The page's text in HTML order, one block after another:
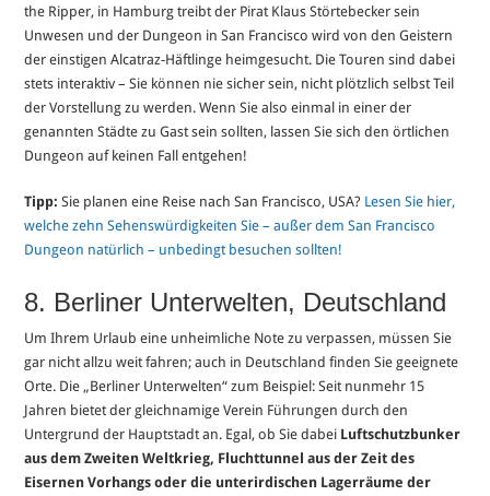
the Ripper, in Hamburg treibt der Pirat Klaus Störtebecker sein
Unwesen und der Dungeon in San Francisco wird von den Geistern
der einstigen Alcatraz-Häftlinge heimgesucht. Die Touren sind dabei
stets interaktiv – Sie können nie sicher sein, nicht plötzlich selbst Teil
der Vorstellung zu werden. Wenn Sie also einmal in einer der
genannten Städte zu Gast sein sollten, lassen Sie sich den örtlichen
Dungeon auf keinen Fall entgehen!
Tipp: Sie planen eine Reise nach San Francisco, USA? Lesen Sie hier,
welche zehn Sehenswürdigkeiten Sie – außer dem San Francisco
Dungeon natürlich – unbedingt besuchen sollten!
8. Berliner Unterwelten, Deutschland
Um Ihrem Urlaub eine unheimliche Note zu verpassen, müssen Sie
gar nicht allzu weit fahren; auch in Deutschland finden Sie geeignete
Orte. Die „Berliner Unterwelten“ zum Beispiel: Seit nunmehr 15
Jahren bietet der gleichnamige Verein Führungen durch den
Untergrund der Hauptstadt an. Egal, ob Sie dabei Luftschutzbunker
aus dem Zweiten Weltkrieg, Fluchttunnel aus der Zeit des
Eisernen Vorhangs oder die unterirdischen Lagerräume der